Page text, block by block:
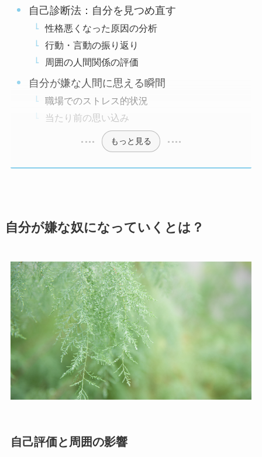
自己診断法：自分を見つめ直す
性格悪くなった原因の分析
行動・言動の振り返り
周囲の人間関係の評価
自分が嫌な人間に思える瞬間
職場でのストレス的状況
当たり前の思い込み
もっと見る
自分が嫌な奴になっていくとは？
自己評価と周囲の影響